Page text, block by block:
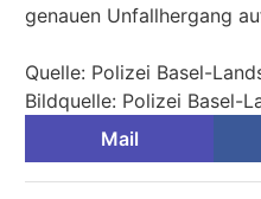
genauen Unfallhergang
Quelle: Polizei Basel-
Bildquelle: Polizei Basel-
Mail